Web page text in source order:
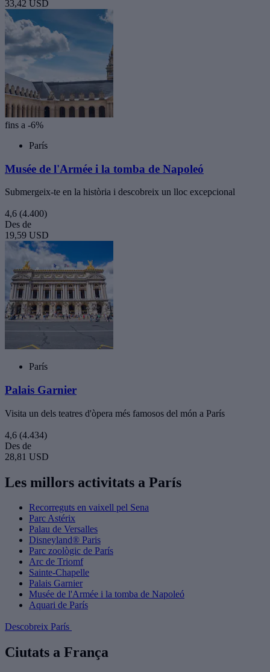
33,42 USD
fins a -6%
París
Musée de l'Armée i la tomba de Napoleó
Submergeix-te en la història i descobreix un lloc excepcional
4,6 (4.400)
Des de
19,59 USD
París
Palais Garnier
Visita un dels teatres d'òpera més famosos del món a París
4,6 (4.434)
Des de
28,81 USD
Les millors activitats a París
Recorreguts en vaixell pel Sena
Parc Astérix
Palau de Versalles
Disneyland® Paris
Parc zoològic de París
Arc de Triomf
Sainte-Chapelle
Palais Garnier
Musée de l'Armée i la tomba de Napoleó
Aquari de París
Descobreix París
Ciutats a França